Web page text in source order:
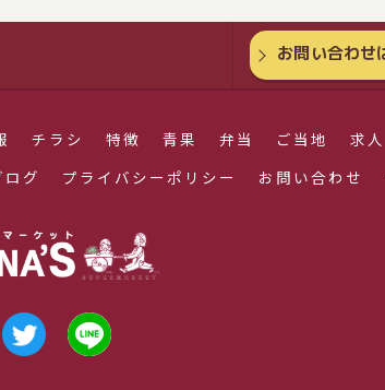
お問い合わせ
チラシ 特徴 青果 弁当 ご当地 求人
ログ プライバシーポリシー お問い合わせ